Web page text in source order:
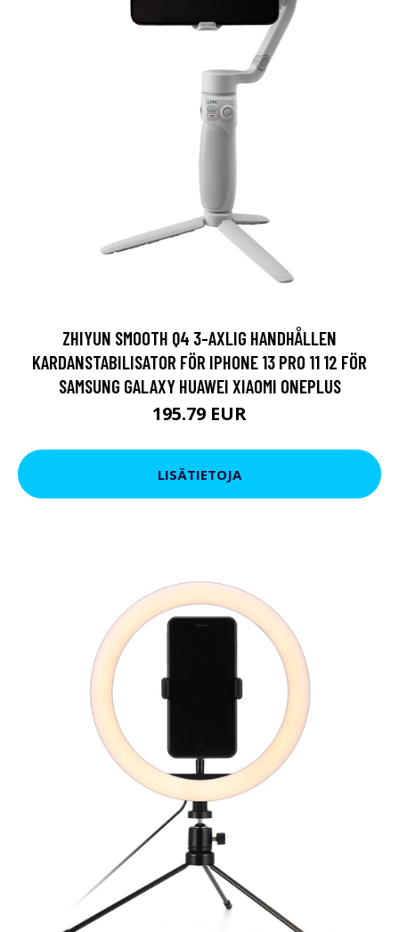
ZHIYUN SMOOTH Q4 3-AXLIG HANDHÅLLEN
KARDANSTABILISATOR FÖR IPHONE 13 PRO 11 12 FÖR
SAMSUNG GALAXY HUAWEI XIAOMI ONEPLUS
195.79 EUR
LISÄTIETOJA